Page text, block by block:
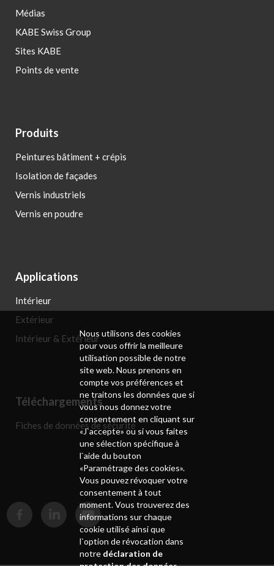
Médias
KABE Swiss Group
Sites KABE
Points de vente
Produits
Peintures bâtiment + crépis
Isolation de façades
Vernis industriels
Vernis en poudre
Applications
Intérieur
Extérieur
Intérieur & Extérieur
Téléchargements
Fiches de données de sécurité
Nous utilisons des cookies
pour vous offrir la meilleure
utilisation possible de notre
site web. Nous prenons en
compte vos préférences et
ne traitons les données que si
vous nous donnez votre
consentement en cliquant sur
«J`accepte» ou si vous faites
une sélection spécifique à
l`aide du bouton
«Paramétrage des cookies».
Vous pouvez révoquer votre
consentement à tout
moment. Vous trouverez des
informations sur chaque
cookie utilisé ainsi que
l`option de révocation dans
notre déclaration de